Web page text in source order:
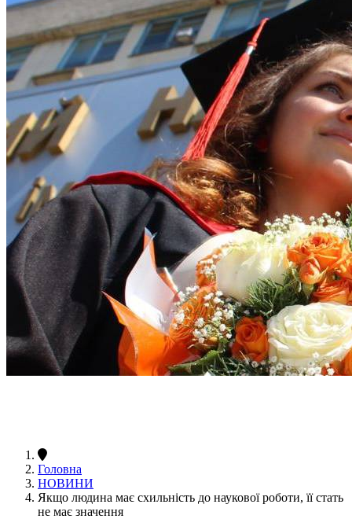
Головна
НОВИНИ
Якщо людина має схильність до наукової роботи, її стать
не має значення